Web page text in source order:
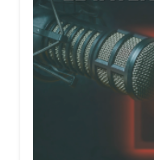
costruire relazioni
universale capace
Condividi: